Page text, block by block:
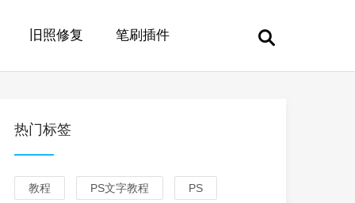
旧照修复 笔刷插件
热门标签
教程 PS文字教程 PS